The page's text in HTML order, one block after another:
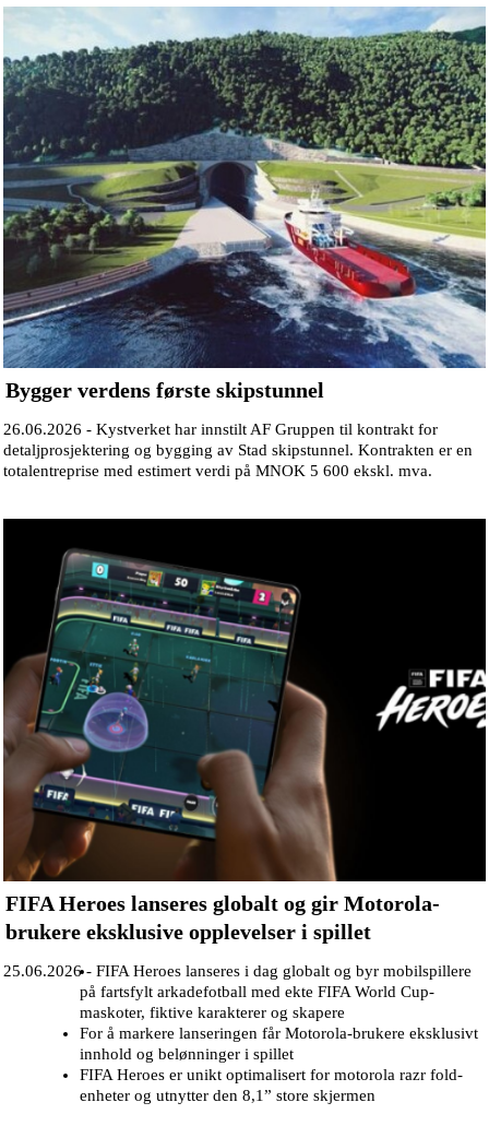
Bygger verdens første skipstunnel
26.06.2026 - Kystverket har innstilt AF Gruppen til kontrakt for
detaljprosjektering og bygging av Stad skipstunnel. Kontrakten er en
totalentreprise med estimert verdi på MNOK 5 600 ekskl. mva.
FIFA Heroes lanseres globalt og gir Motorola-
brukere eksklusive opplevelser i spillet
25.06.2026 - FIFA Heroes lanseres i dag globalt og byr mobilspillere
på fartsfylt arkadefotball med ekte FIFA World Cup-
maskoter, fiktive karakterer og skapere
For å markere lanseringen får Motorola-brukere eksklusivt
innhold og belønninger i spillet
FIFA Heroes er unikt optimalisert for motorola razr fold-
enheter og utnytter den 8,1” store skjermen